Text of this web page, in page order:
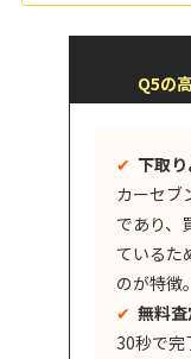
Q5の
✔︎ 下取
カーセブ
であり、
ているた
のが特徴。
✔︎ 無料
30秒で完